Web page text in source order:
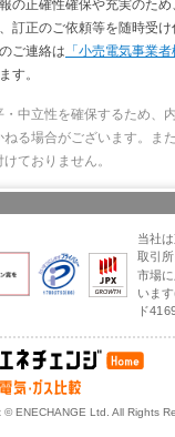
の正確性確保や充実のた
訂正のご依頼等を随時受け
ご連絡は 「小売電気事業
す。
・中立性を確保するため、
る場合がございます。ま
ておりません。
当社
取引
市場
いま
ド
© ENECHANGE Ltd. All Rights